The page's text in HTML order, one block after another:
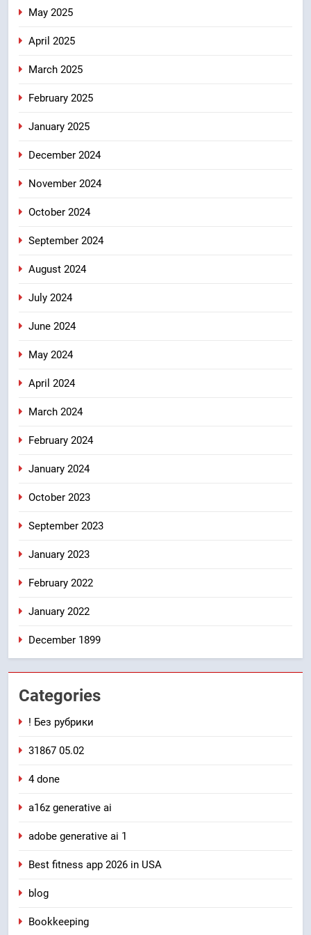
May 2025
April 2025
March 2025
February 2025
January 2025
December 2024
November 2024
October 2024
September 2024
August 2024
July 2024
June 2024
May 2024
April 2024
March 2024
February 2024
January 2024
October 2023
September 2023
January 2023
February 2022
January 2022
December 1899
Categories
! Без рубрики
31867 05.02
4 done
a16z generative ai
adobe generative ai 1
Best fitness app 2026 in USA
blog
Bookkeeping